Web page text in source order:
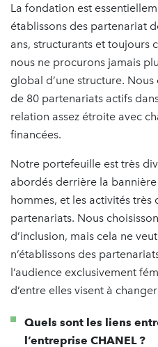
La fondation est
établissons des partenariat
ans, structurants et toujours
nous ne procurons jamais
global d’une structure.
de 80 partenariats actifs
relation assez étroite avec
financées.
Notre portefeuille est très
abordés derrière la
hommes, et les activités très
partenariats. Nous
d’inclusion, mais cela ne
n’établissons des
l’audience exclusivement
d’entre elles visent à
Quels sont les liens
l’entreprise CHANEL ?